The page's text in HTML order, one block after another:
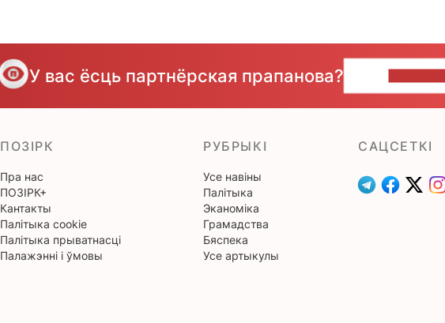
У вас ёсць партнёрская прапанова?
ПОЗІРК
Пра нас
ПОЗІРК+
Кантакты
Палітыка cookie
Палітыка прыватнасці
Палажэнні і ўмовы
РУБРЫКІ
Усе навіны
Палітыка
Эканоміка
Грамадства
Бяспека
Усе артыкулы
САЦСЕТКІ